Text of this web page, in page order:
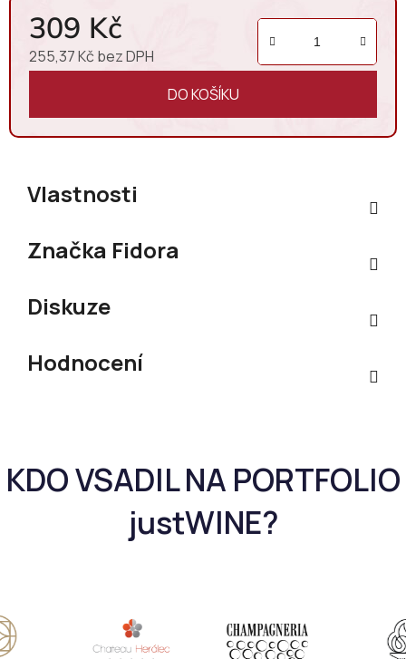
309 Kč
255,37 Kč bez DPH
DO KOŠÍKU
Vlastnosti
Značka Fidora
Diskuze
Hodnocení